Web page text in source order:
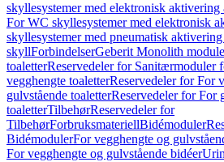
skyllesystemer med elektronisk aktivering
For WC skyllesystemer med elektronisk
skyllesystemer med pneumatisk
skyllForbindelserGeberit Monolith
toaletterReservedeler for Sanitærmoduler
vegghengte toaletterReservedeler for For
gulvstående toaletterReservedeler for For
toaletterTilbehørReservedeler for
TilbehørForbruksmateriellBidémoduler
BidémodulerFor vegghengte og
For vegghengte og gulvstående bidéer